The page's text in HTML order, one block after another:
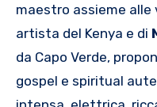
maestro assieme alle
artista del Kenya e di
da Capo Verde,
gospel e spiritual